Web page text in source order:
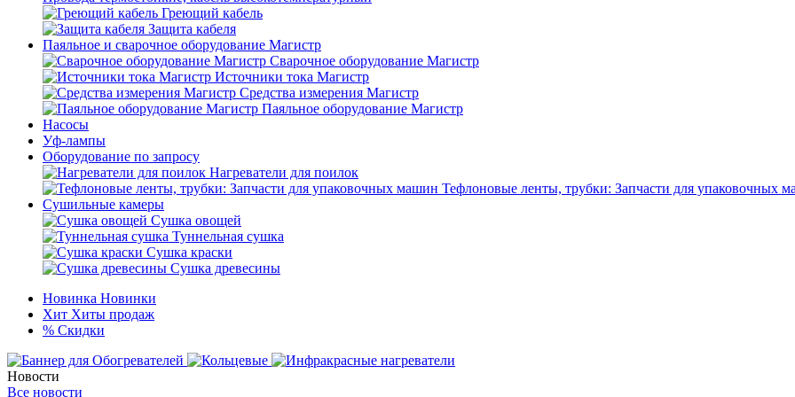
Греющий кабель
Защита кабеля
Паяльное и сварочное оборудование Магистр
Сварочное оборудование Магистр
Источники тока Магистр
Средства измерения Магистр
Паяльное оборудование Магистр
Насосы
Уф-лампы
Оборудование по запросу
Нагреватели для поилок
Тефлоновые ленты, трубки: Запчасти для упаковочных
Сушильные камеры
Сушка овощей
Туннельная сушка
Сушка краски
Сушка древесины
Новинка Новинки
Хит Хиты продаж
% Скидки
Новости
Все новости